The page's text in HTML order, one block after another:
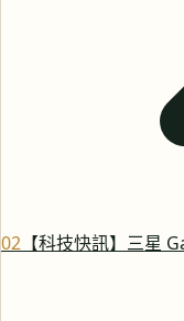
02 【科技快訊】三星